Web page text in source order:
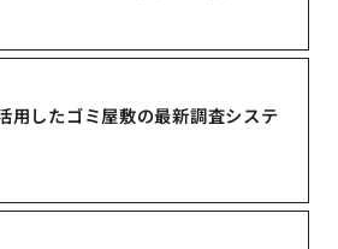
用したゴミ屋敷の最新調査システ